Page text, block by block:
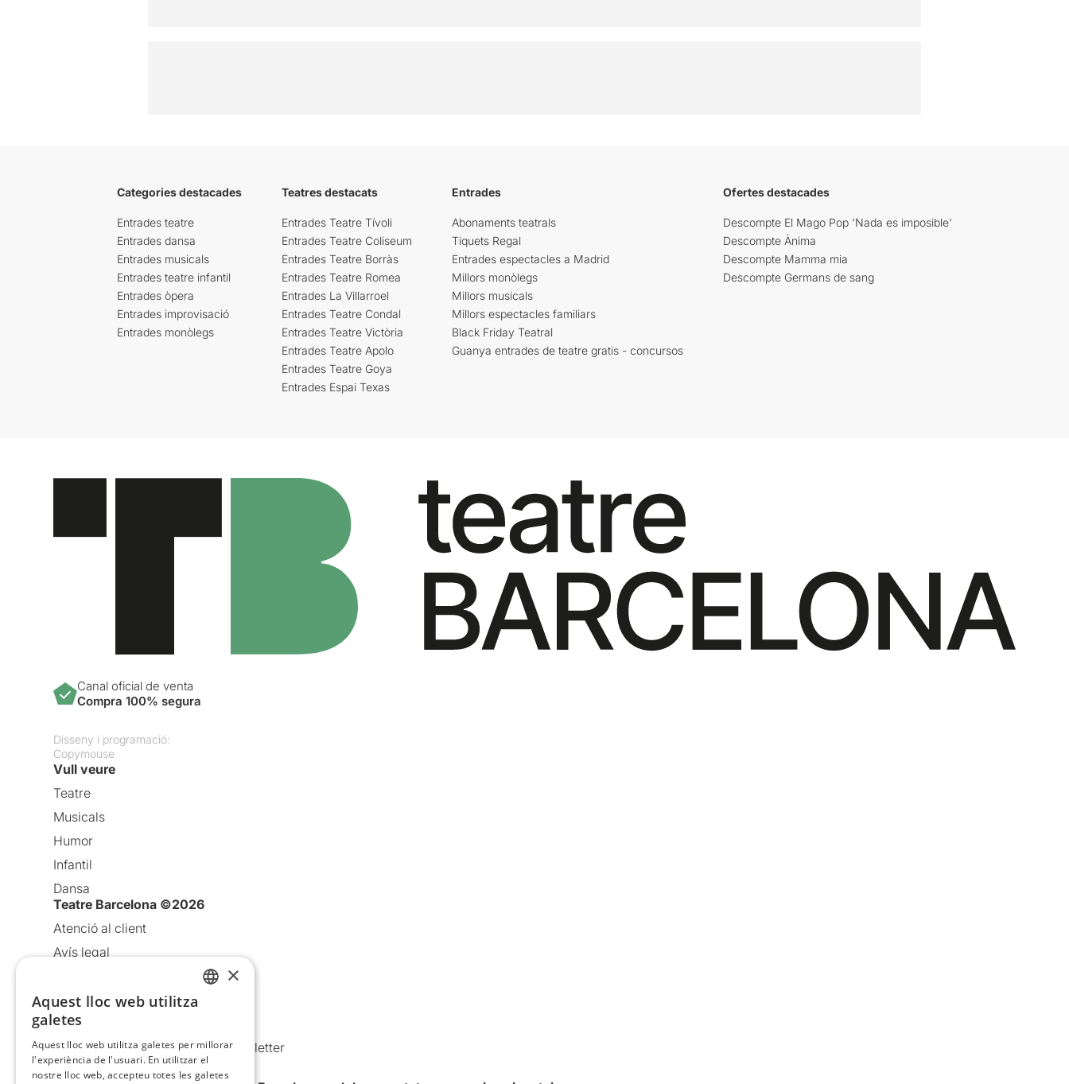
Categories destacades
Entrades teatre
Entrades dansa
Entrades musicals
Entrades teatre infantil
Entrades òpera
Entrades improvisació
Entrades monòlegs
Teatres destacats
Entrades Teatre Tívoli
Entrades Teatre Coliseum
Entrades Teatre Borràs
Entrades Teatre Romea
Entrades La Villarroel
Entrades Teatre Condal
Entrades Teatre Victòria
Entrades Teatre Apolo
Entrades Teatre Goya
Entrades Espai Texas
Entrades
Abonaments teatrals
Tiquets Regal
Entrades espectacles a Madrid
Millors monòlegs
Millors musicals
Millors espectacles familiars
Black Friday Teatral
Guanya entrades de teatre gratis - concursos
Ofertes destacades
Descompte El Mago Pop 'Nada es imposible'
Descompte Ànima
Descompte Mamma mia
Descompte Germans de sang
Canal oficial de venta
Compra 100% segura
Disseny i programació:
Copymouse
Vull veure
Teatre
Musicals
Humor
Infantil
Dansa
Teatre Barcelona ©2026
Atenció al client
Avís legal
Política de cookies
Condicions d’ús
Comunicacions comercials i Newsletter
Anuncia’t
×
Aquest lloc web utilitza
galetes
Aquest lloc web utilitza galetes per millorar
l'experiència de l'usuari. En utilitzar el
nostre lloc web, accepteu totes les galetes